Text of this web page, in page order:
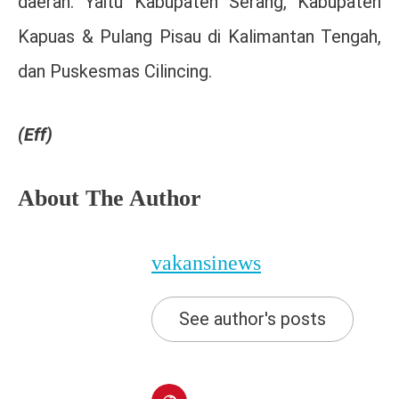
Kapuas & Pulang Pisau di Kalimantan Tengah,
dan Puskesmas Cilincing.
(Eff)
About The Author
vakansinews
See author's posts